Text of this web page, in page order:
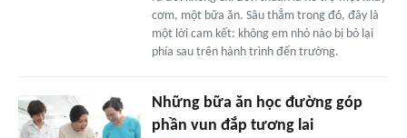
cơm, một bữa ăn. Sâu thẳm trong đó, đây là
một lời cam kết: không em nhỏ nào bị bỏ lại
phía sau trên hành trình đến trường.
Những bữa ăn học đường góp
phần vun đắp tương lai